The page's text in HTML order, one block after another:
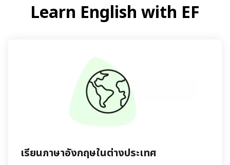
Learn English with EF
เรียนภาษาอังกฤษในต่างประเทศ